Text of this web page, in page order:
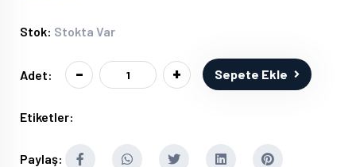
Stok: Stokta Var
Adet: - + Sepete Ekle
Etiketler:
Paylaş: